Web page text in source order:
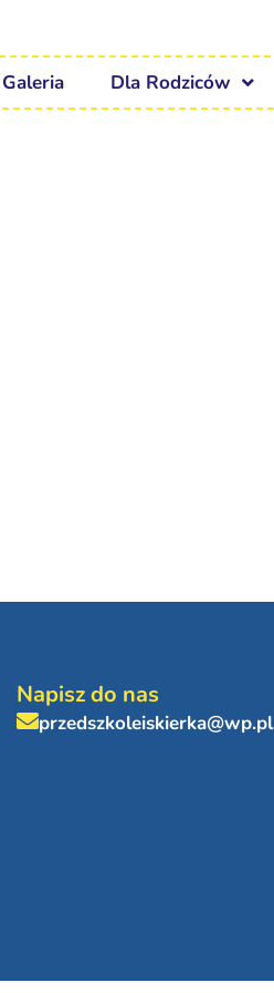
Galeria Dla Rodziców
Napisz do nas
przedszkoleiskierka@wp.pl